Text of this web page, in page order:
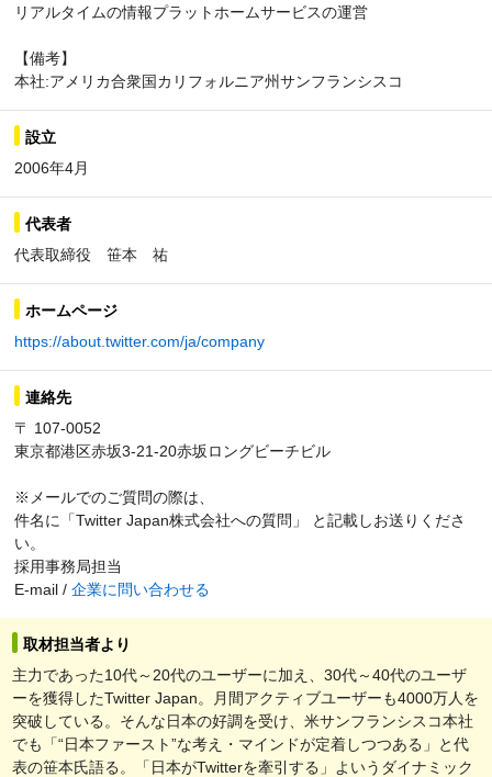
リアルタイムの情報プラットホームサービスの運営
【備考】
本社:アメリカ合衆国カリフォルニア州サンフランシスコ
設立
2006年4月
代表者
代表取締役 笹本 祐
ホームページ
https://about.twitter.com/ja/company
連絡先
〒 107-0052
東京都港区赤坂3-21-20赤坂ロングビーチビル
※メールでのご質問の際は、
件名に「Twitter Japan株式会社への質問」 と記載しお送りくださ
い。
採用事務局担当
E-mail / 企業に問い合わせる
取材担当者より
主力であった10代～20代のユーザーに加え、30代～40代のユーザ
ーを獲得したTwitter Japan。月間アクティブユーザーも4000万人を
突破している。そんな日本の好調を受け、米サンフランシスコ本社
でも「“日本ファースト”な考え・マインドが定着しつつある」と代
表の笹本氏語る。「日本がTwitterを牽引する」よいうダイナミック